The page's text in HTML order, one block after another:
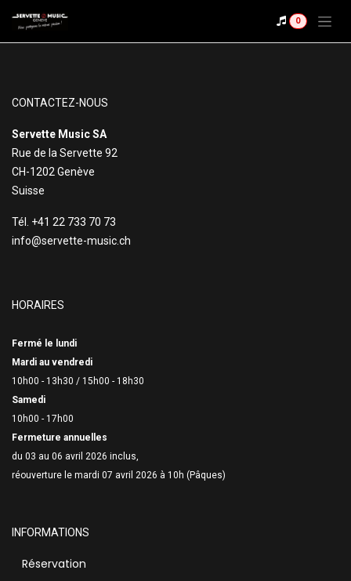
0
CONTACTEZ-NOUS
Servette Music SA
Rue de la Servette 92
CH-1202 Genève
Suisse
Tél. +41 22 733 70 73
info@servette-music.ch
HORAIRES
Fermé le lundi
Mardi au vendredi
10h00 - 13h30 / 15h00 - 18h30
Samedi
10h00 - 17h00
Fermeture annuelles
du 03 au 06 avril 2026 inclus,
réouverture le mardi 07 avril 2026 à 10h (Pâques)
INFORMATIONS
Réservation